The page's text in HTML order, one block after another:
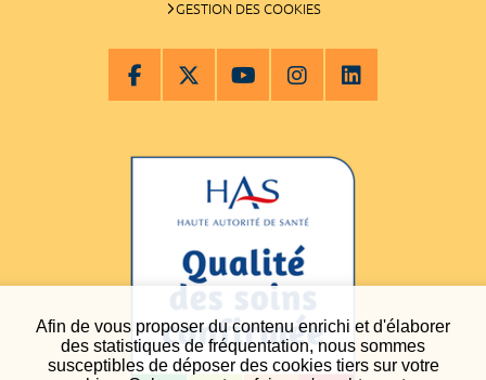
Afin de vous proposer du contenu enrichi et d'élaborer
des statistiques de fréquentation, nous sommes
susceptibles de déposer des cookies tiers sur votre
GESTION DES COOKIES